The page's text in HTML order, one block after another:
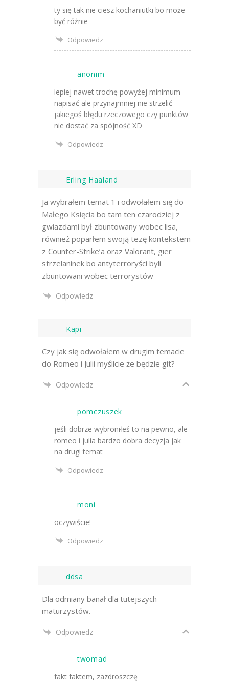
ty się tak nie ciesz kochaniutki bo może
być różnie
Odpowiedz
anonim
lepiej nawet trochę powyżej minimum
napisać ale przynajmniej nie strzelić
jakiegoś błędu rzeczowego czy punktów
nie dostać za spójność XD
Odpowiedz
Erling Haaland
Ja wybrałem temat 1 i odwołałem się do
Małego Księcia bo tam ten czarodziej z
gwiazdami był zbuntowany wobec lisa,
również poparłem swoją tezę kontekstem
z Counter-Strike’a oraz Valorant, gier
strzelaninek bo antyterroryści byli
zbuntowani wobec terrorystów
Odpowiedz
Kapi
Czy jak się odwołałem w drugim temacie
do Romeo i Julii myślicie że będzie git?
Odpowiedz
pomczuszek
jeśli dobrze wybroniłeś to na pewno, ale
romeo i julia bardzo dobra decyzja jak
na drugi temat
Odpowiedz
moni
oczywiście!
Odpowiedz
ddsa
Dla odmiany banał dla tutejszych
maturzystów.
Odpowiedz
twomad
fakt faktem, zazdroszczę